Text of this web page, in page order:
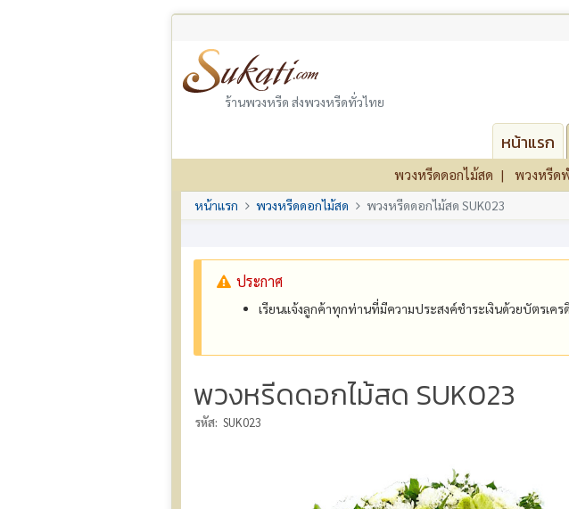
ร้านพวงหรีด ส่งพวงหรีดทั่วไทย
หน้าแรก
พวงหรีดดอกไม้สด พวงหรีด
หน้าแรก พวงหรีดดอกไม้สด พวงหรีดดอกไม้สด SUK023
ประกาศ
เรียนแจ้งลูกค้าทุกท่านที่มีความประสงค์ชำระเงินด้วยบัตรเ
พวงหรีดดอกไม้สด SUK023
รหัส: SUK023